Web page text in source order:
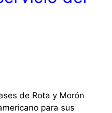
de Rota y Morón
para sus